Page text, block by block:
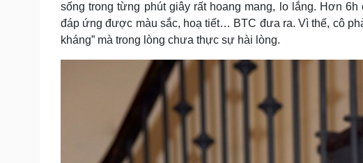
sống trong từng phút giây rất hoang mang, lo lắng. Hơn
đáp ứng được màu sắc, hoạ tiết… BTC đưa ra. Vì thế, cô
kháng” mà trong lòng chưa thực sự hài lòng.